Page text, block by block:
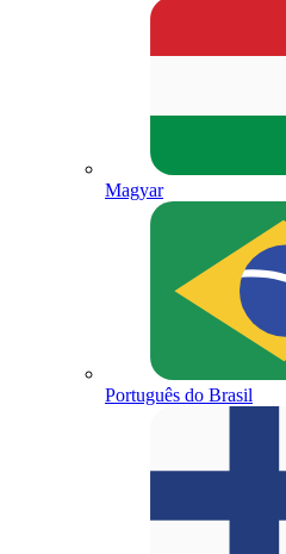
Magyar
Português do Brasil